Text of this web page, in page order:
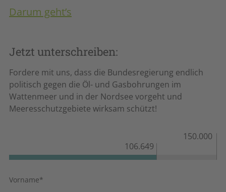
Darum geht’s
Öl- und Gasbohrungen in der Nordsee
stoppen!
Fast die Hälfte der deutschen Meere – rund 45 %
– sind offiziell geschützte Meeresschutzgebiete.
Doch es gibt einen großen Haken: Denn unsere
Verschiedenste – ganz legale –
Schlupflöcher sorgen dafür, dass unsere
als ruhige und erholsame Rückzugsorte sind. Sie
Jetzt unterschreiben:
Fordere mit uns, dass die Bundesregierung endlich
politisch gegen die Öl- und Gasbohrungen im
Wattenmeer und in der Nordsee vorgeht und
Meeresschutzgebiete wirksam schützt!
150.000
106.649
Vorname*